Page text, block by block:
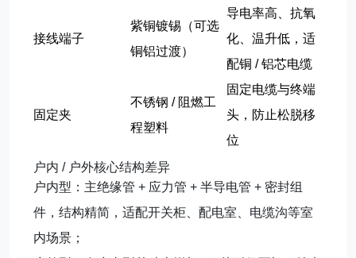
接线端子
紫铜镀锡（可选
铜铝过渡）
导电率高、抗氧
化、温升低，适
配铜 / 铝芯电缆
固定夹
不锈钢 / 阻燃工
程塑料
固定电缆与终端
头，防止松脱移
位
户内 / 户外核心结构差异
户内型 ：主绝缘管 + 应力管 + 半导电管 + 密封组
件，结构精简，适配开关柜、配电室、电缆沟等室
内场景；